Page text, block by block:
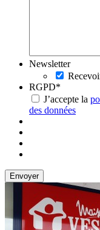
Newsletter
RGPD*
J’accepte la
des données